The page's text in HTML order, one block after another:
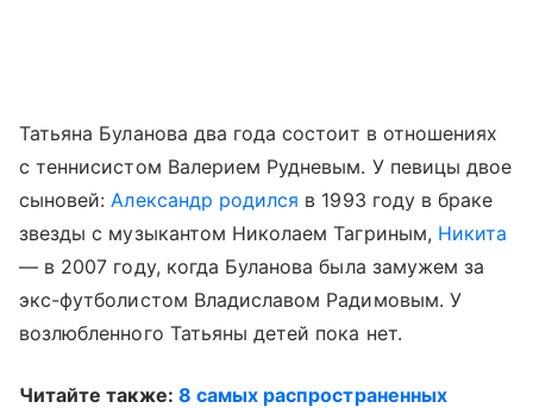
Татьяна Буланова два года состоит в отношениях
с теннисистом Валерием Рудневым. У певицы двое
сыновей:Александр родился в 1993 году в браке
звезды с музыкантом Николаем Тагриным, Никита
— в 2007 году, когда Буланова была замужем за
экс-футболистом Владиславом Радимовым. У
возлюбленного Татьяны детей пока нет.
Читайте также: 8 самых распространенных